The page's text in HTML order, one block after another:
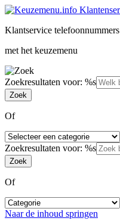
Klantservice telefoonnummers
met het keuzemenu
Zoekresultaten voor: %s
Of
Zoekresultaten voor: %s
Of
Naar de inhoud springen